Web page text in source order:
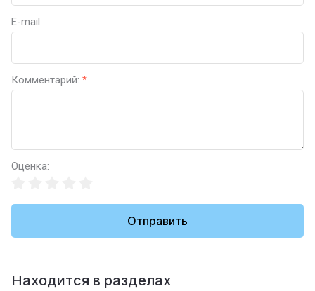
E-mail:
Комментарий: *
Оценка:
Отправить
Находится в разделах